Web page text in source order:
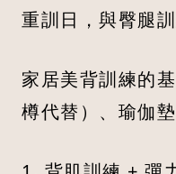
重訓日，與臀腿訓
家居美背訓練的
樽代替）、瑜伽墊